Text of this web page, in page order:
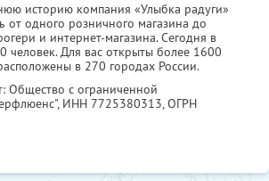
историю компания «Улыбка радуги»
от одного розничного магазина до
и интернет-магазина. Сегодня в
человек. Для вас открыты более 1600
в 270 городах России.
Общество с ограниченной
ИНН 7725380313, ОГРН